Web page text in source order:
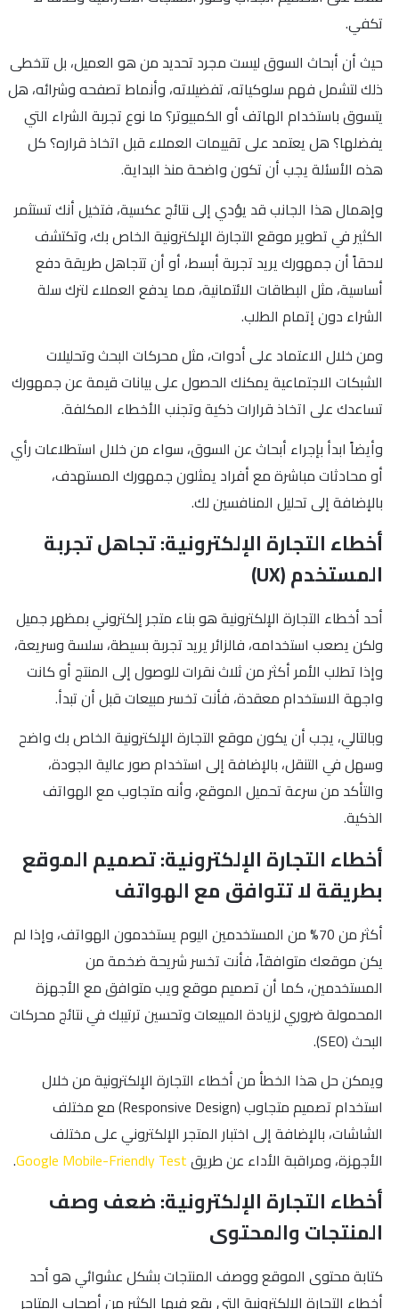
تكفي.
حيث أن أبحاث السوق ليست مجرد تحديد من هو العميل، بل تتخطى
ذلك لتشمل فهم سلوكياته، تفضيلاته، وأنماط تصفحه وشرائه، هل
يتسوق باستخدام الهاتف أو الكمبيوتر؟ ما نوع تجربة الشراء التي
يفضلها؟ هل يعتمد على تقييمات العملاء قبل اتخاذ قراره؟ كل
هذه الأسئلة يجب أن تكون واضحة منذ البداية.
وإهمال هذا الجانب قد يؤدي إلى نتائج عكسية، فتخيل أنك تستثمر
الكثير في تطوير موقع التجارة الإلكترونية الخاص بك، وتكتشف
لاحقاً أن جمهورك يريد تجربة أبسط، أو أن تتجاهل طريقة دفع
أساسية، مثل البطاقات الائتمانية، مما يدفع العملاء لترك سلة
الشراء دون إتمام الطلب.
ومن خلال الاعتماد على أدوات، مثل محركات البحث وتحليلات
الشبكات الاجتماعية يمكنك الحصول على بيانات قيمة عن جمهورك
تساعدك على اتخاذ قرارات ذكية وتجنب الأخطاء المكلفة.
وأيضاً ابدأ بإجراء أبحاث عن السوق، سواء من خلال استطلاعات رأي
أو محادثات مباشرة مع أفراد يمثلون جمهورك المستهدف،
بالإضافة إلى تحليل المنافسين لك.
أخطاء التجارة الإلكترونية: تجاهل تجربة
المستخدم (UX)
أحد أخطاء التجارة الإلكترونية هو بناء متجر إلكتروني بمظهر جميل
ولكن يصعب استخدامه، فالزائر يريد تجربة بسيطة، سلسة وسريعة،
وإذا تطلب الأمر أكثر من ثلاث نقرات للوصول إلى المنتج أو كانت
واجهة الاستخدام معقدة، فأنت تخسر مبيعات قبل أن تبدأ.
وبالتالي، يجب أن يكون موقع التجارة الإلكترونية الخاص بك واضح
وسهل في التنقل، بالإضافة إلى استخدام صور عالية الجودة،
والتأكد من سرعة تحميل الموقع، وأنه متجاوب مع الهواتف
الذكية.
أخطاء التجارة الإلكترونية: تصميم الموقع
بطريقة لا تتوافق مع الهواتف
أكثر من 70% من المستخدمين اليوم يستخدمون الهواتف، وإذا لم
يكن موقعك متوافقاً، فأنت تخسر شريحة ضخمة من
المستخدمين، كما أن تصميم موقع ويب متوافق مع الأجهزة
المحمولة ضروري لزيادة المبيعات وتحسين ترتيبك في نتائج محركات
البحث (SEO).
ويمكن حل هذا الخطأ من أخطاء التجارة الإلكترونية من خلال
استخدام تصميم متجاوب (Responsive Design) مع مختلف
الشاشات، بالإضافة إلى اختبار المتجر الإلكتروني على مختلف
الأجهزة، ومراقبة الأداء عن طريقGoogle Mobile-Friendly Test
.
أخطاء التجارة الإلكترونية: ضعف وصف
المنتجات والمحتوى
كتابة محتوى الموقع ووصف المنتجات بشكل عشوائي هو أحد
أخطاء التجارة الإلكترونية التي يقع فيها الكثير من أصحاب المتاجر